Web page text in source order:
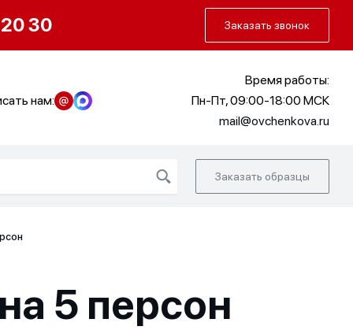
30 Заказать звонок
нам:
Время работы:
Пн-Пт, 09:00-18:00 МСК
mail@ovchenkova.ru
Заказать образцы
5 персон